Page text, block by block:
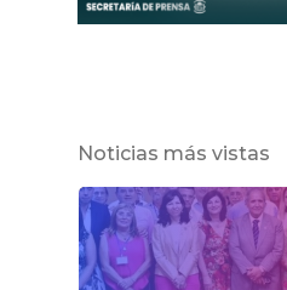
Noticias más vistas